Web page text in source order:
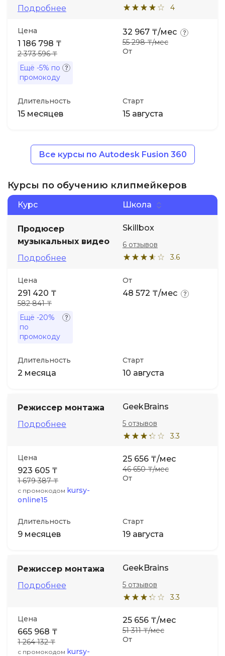
Подробнее
4
Цена
1 186 798 ₸
2 373 596 ₸
Ещё -5% по
промокоду
От
32 967 ₸/мес
55 298 ₸/мес
Длительность
15 месяцев
Старт
15 августа
Все курсы по Autodesk Fusion 360
Курсы по обучению клипмейкеров
Курс Школа
Продюсер
музыкальных видео
Подробнее
Skillbox
3.6
6 отзывов
Цена
291 420 ₸
582 841 ₸
Ещё -20%
по
промокоду
От
48 572 ₸/мес
Длительность
2 месяца
Старт
10 августа
Режиссер монтажа
Подробнее
GeekBrains
3.3
5 отзывов
Цена
923 605 ₸
1 679 387 ₸
с промокодом kursy-
online15
От
25 656 ₸/мес
46 650 ₸/мес
Длительность
9 месяцев
Старт
19 августа
Режиссер монтажа
Подробнее
GeekBrains
3.3
5 отзывов
Цена
665 968 ₸
1 264 132 ₸
с промокодом kursy-
От
25 656 ₸/мес
51 311 ₸/мес